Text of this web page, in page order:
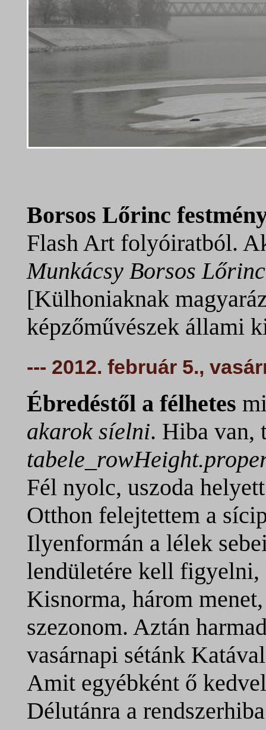
Borsos Lőrinc
Flash Art folyóiratból.
Munkácsy Borsos
[Külhoniaknak
képzőművészek állami
--- 2012. február 5.,
Ébredéstől a félhetes
akarok síelni. Hiba van,
Fél nyolc, uszoda
Otthon felejtettem a
Ilyenformán a lélek
lendületére kell
Kisnorma, három
szezonom. Aztán
vasárnapi sétánk
Amit egyébként ő
Délutánra a